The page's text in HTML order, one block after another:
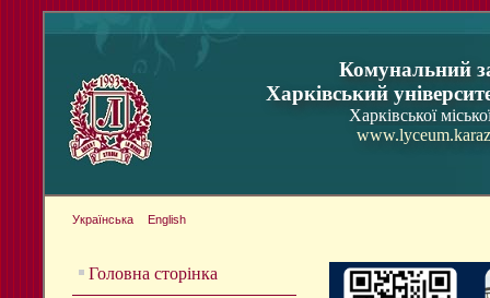
Комунальний
Харківський
Харківської
Українська English
Головна сторінка